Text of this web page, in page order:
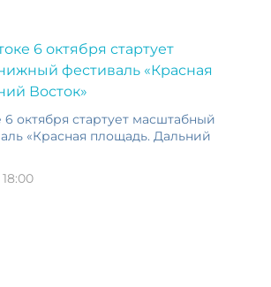
октября стартует масштабный
«Красная площадь. Дальний